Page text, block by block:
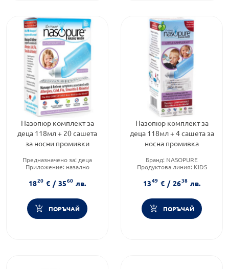
Назопюр комплект за
деца 118мл + 20 сашета
за носни промивки
Предназначено за: деца
Приложение: назално
1820 € / 3560 лв.
ПОРЪЧАЙ
Назопюр комплект за
деца 118мл + 4 сашета за
носна промивка
Бранд: NASOPURE
Продуктова линия: KIDS
1349 € / 2638 лв.
ПОРЪЧАЙ